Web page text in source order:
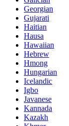
Georgian
Gujarati
Haitian
Hausa
Hawaiian
Hebrew
Hmong
Hungarian
Icelandic
Igbo
Javanese
Kannada
Kazakh